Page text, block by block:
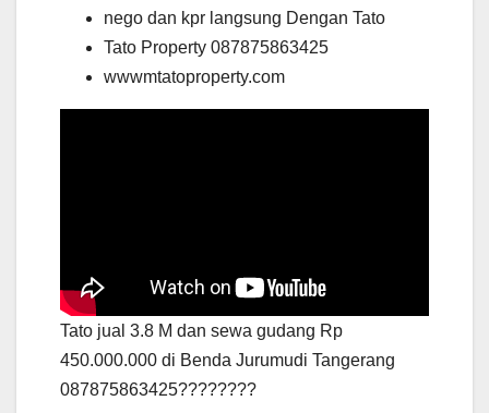
nego dan kpr langsung Dengan Tato
Tato Property 087875863425
wwwmtatoproperty.com
Tato jual 3.8 M dan sewa gudang Rp
450.000.000 di Benda Jurumudi Tangerang
087875863425????????